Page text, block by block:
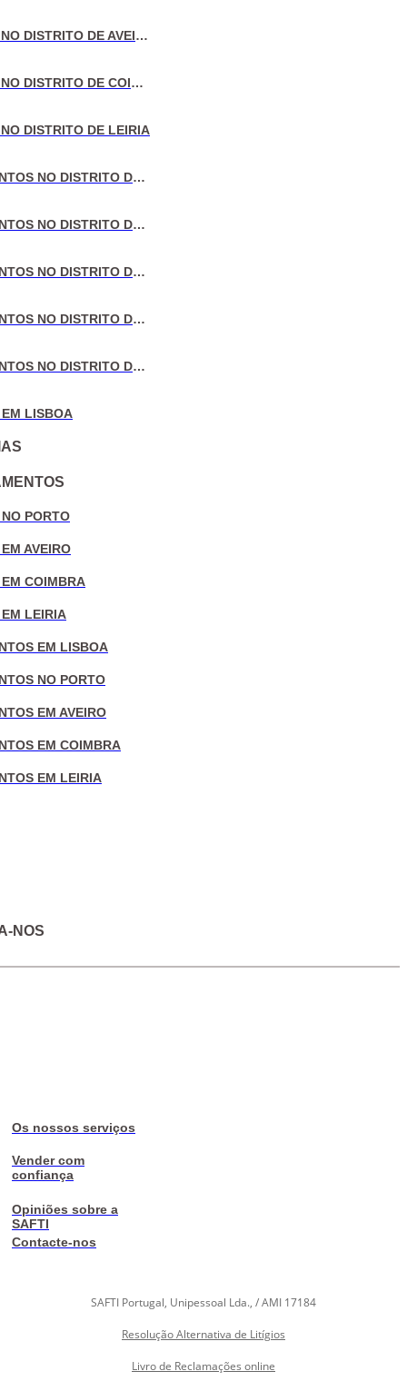
VENDA DE MORADIAS NO DISTRITO DE AVEIRO
VENDA DE MORADIAS NO DISTRITO DE COIMBRA
DISTRITO DE LEIRIA
VENDA DE APARTAMENTOS NO DISTRITO DE LISBOA
VENDA DE APARTAMENTOS NO DISTRITO DO PORTO
VENDA DE APARTAMENTOS NO DISTRITO DE AVEIRO
VENDA DE APARTAMENTOS NO DISTRITO DE COIMBRA
VENDA DE APARTAMENTOS NO DISTRITO DE LEIRIA
LISBOA
PORTO
AVEIRO
COIMBRA
LEIRIA
EM LISBOA
NO PORTO
EM AVEIRO
EM COIMBRA
EM LEIRIA
NOS
Os nossos serviços
Vender com
confiança
Opiniões sobre a
SAFTI
Contacte-nos
SAFTI Portugal, Unipessoal Lda., / AMI 17184
Resolução Alternativa de Litígios
Livro de Reclamações online